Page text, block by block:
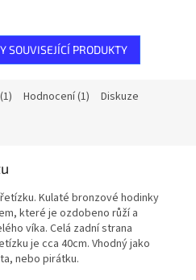
SOUVISEJÍCÍ PRODUKTY
Hodnocení (1) Diskuze
Kulaté bronzové hodinky
které je ozdobeno růží a
víka. Celá zadní strana
je cca 40cm. Vhodný jako
nebo pirátku.